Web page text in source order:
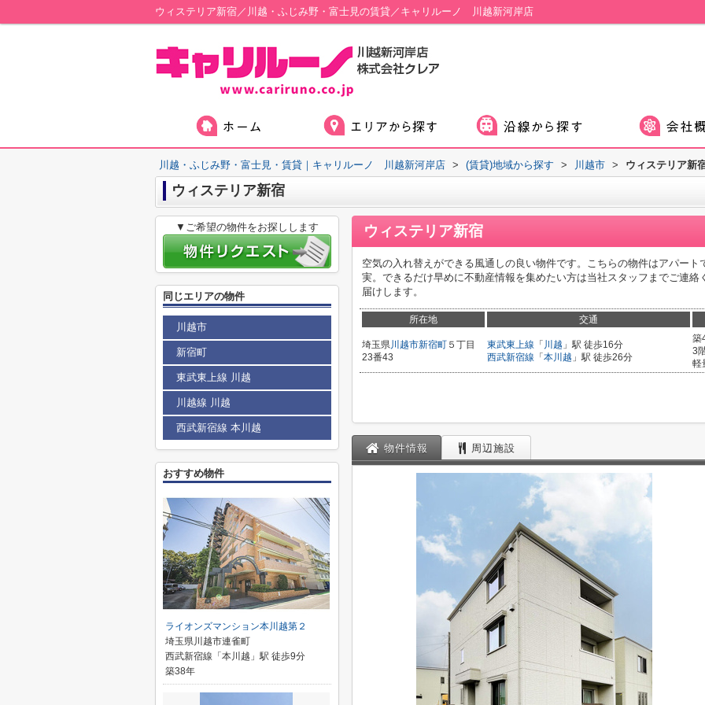
ウィステリア新宿／川越・ふじみ野・富士見の賃貸／キャリルーノ 川越新河岸店
川越・ふじみ野・富士見・賃貸｜キャリルーノ 川越新河岸店 > (賃貸)地域から探す > 川越市 > ウィステリア新
ウィステリア新宿
ウィステリア新宿
空気の入れ替えができる風通しの良い物件です。こちらの物件はアパー
実。できるだけ早めに不動産情報を集めたい方は当社スタッフまでご連
届けします。
所在地 交通
埼玉県川越市新宿町 ５丁目
23番43
東武東上線 「 川越 」駅 徒歩16分
西武新宿線 「 本川越 」駅 徒歩26分
築
3
軽
物件情報 周辺施設
▼ご希望の物件をお探しします
同じエリアの物件
川越市
新宿町
東武東上線 川越
川越線 川越
西武新宿線 本川越
おすすめ物件
ライオンズマンション本川越第２
埼玉県川越市連雀町
西武新宿線「本川越」駅 徒歩9分
築38年